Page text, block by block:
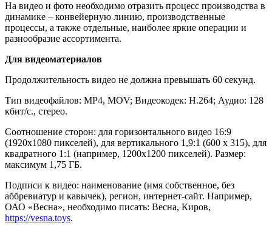
На видео и фото необходимо отразить процесс производства в
динамике – конвейерную линию, производственные
процессы, а также отдельные, наиболее яркие операции и
разнообразие ассортимента.
Для видеоматериалов
Продолжительность видео не должна превышать 60 секунд.
Тип видеофайлов: MP4, MOV; Видеокодек: H.264; Аудио: 128
кбит/с., стерео.
Соотношение сторон: для горизонтального видео 16:9
(1920х1080 пикселей), для вертикального 1,9:1 (600 х 315), для
квадратного 1:1 (например, 1200х1200 пикселей). Размер:
максимум 1,75 ГБ.
Подписи к видео: наименование (имя собственное, без
аббревиатур и кавычек), регион, интернет-сайт. Например,
ОАО «Весна», необходимо писать: Весна, Киров,
https://vesna.toys.